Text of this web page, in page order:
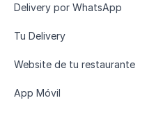
Delivery por WhatsApp
Tu Delivery
Website de tu restaurante
App Móvil